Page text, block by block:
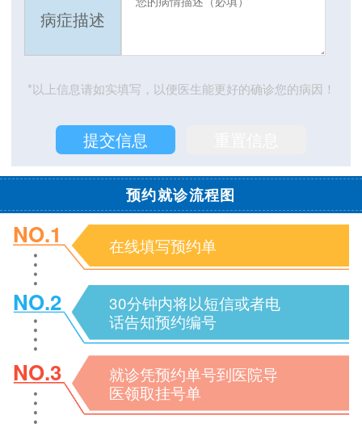
病症描述
*以上信息请如实填写，以便医生能更好的确诊您的病因！
预约就诊流程图
NO.1 在线填写预约单
NO.2
30分钟内将以短信或者电
话告知预约编号
NO.3
就诊凭预约单号到医院导
医领取挂号单